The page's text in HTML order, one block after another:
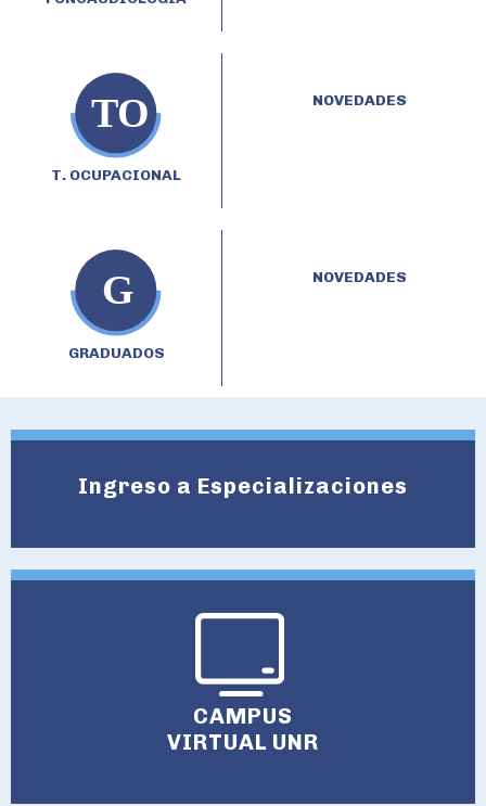
T. OCUPACIONAL
NOVEDADES
GRADUADOS
NOVEDADES
Ingreso a Especializaciones
CAMPUS
VIRTUAL UNR